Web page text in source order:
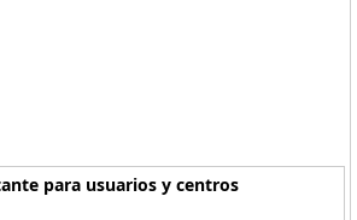
para usuarios y centros